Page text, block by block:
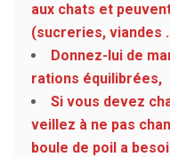
aux chats et
(sucreries, viandes
Donnez-lui de
rations équilibrées,
Si vous devez
veillez à ne pas
boule de poil a